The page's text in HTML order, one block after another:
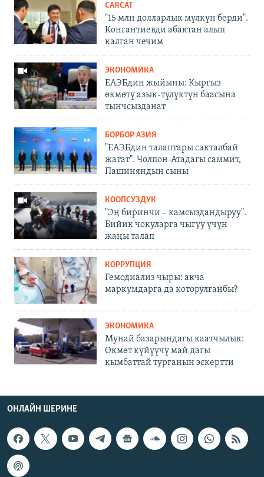
САЯСАТ
"15 млн долларлык мүлкүн берди".
Конгантиевди абактан алып
калган чечим
ЭКОНОМИКА
ЕАЭБдин жыйыны: Кыргыз
өкмөтү азык-түлүктүн баасына
тынчсызданат
БОРБОР АЗИЯ
"ЕАЭБдин талаптары сакталбай
жатат". Чолпон-Атадагы саммит,
Пашиняндын сыны
КООПСУЗДУК
"Эң биринчи – камсыздандыруу".
Бийик чокуларга чыгуу үчүн
жаңы талап
КОРРУПЦИЯ
Гемодиализ чыры: акча
маркумдарга да которулганбы?
ЭКОНОМИКА
Мунай базарындагы каатчылык:
Өкмөт күйүүчү май дагы
кымбаттай турганын эскертти
ОНЛАЙН ШЕРИНЕ